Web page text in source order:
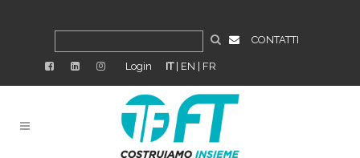
CONTATTI
Login IT| EN FR